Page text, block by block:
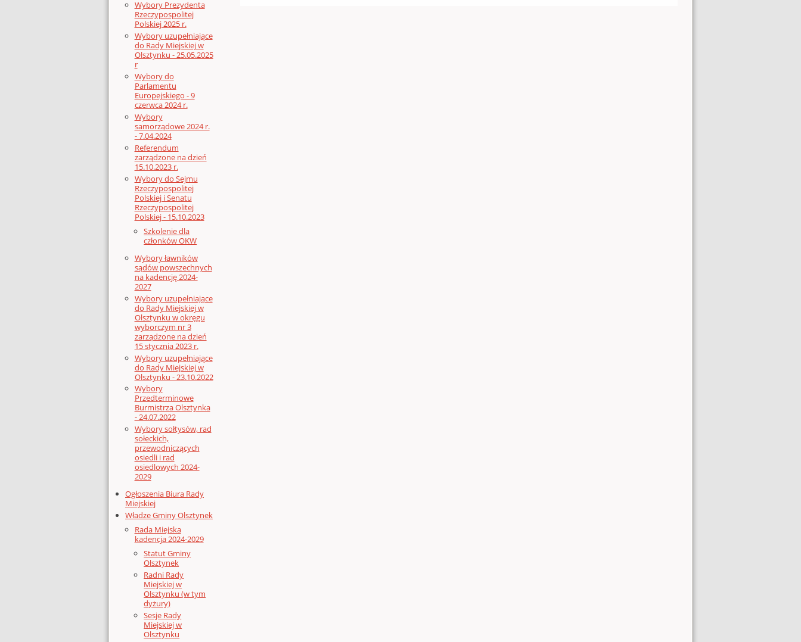
Wybory Prezydenta
Rzeczypospolitej
Polskiej 2025 r.
Wybory uzupełniające
do Rady Miejskiej w
Olsztynku - 25.05.2025
r
Wybory do
Parlamentu
Europejskiego - 9
czerwca 2024 r.
Wybory
samorządowe 2024 r.
- 7.04.2024
Referendum
zarządzone na dzień
15.10.2023 r.
Wybory do Sejmu
Rzeczypospolitej
Polskiej i Senatu
Rzeczypospolitej
Polskiej - 15.10.2023
Szkolenie dla
członków OKW
Wybory ławników
sądów powszechnych
na kadencję 2024-
2027
Wybory uzupełniające
do Rady Miejskiej w
Olsztynku w okręgu
wyborczym nr 3
zarządzone na dzień
15 stycznia 2023 r.
Wybory uzupełniające
do Rady Miejskiej w
Olsztynku - 23.10.2022
Wybory
Przedterminowe
Burmistrza Olsztynka
- 24.07.2022
Wybory sołtysów, rad
sołeckich,
przewodniczących
osiedli i rad
osiedlowych 2024-
2029
Ogłoszenia Biura Rady
Miejskiej
Władze Gminy Olsztynek
Rada Miejska
kadencja 2024-2029
Statut Gminy
Olsztynek
Radni Rady
Miejskiej w
Olsztynku (w tym
dyżury)
Sesje Rady
Miejskiej w
Olsztynku